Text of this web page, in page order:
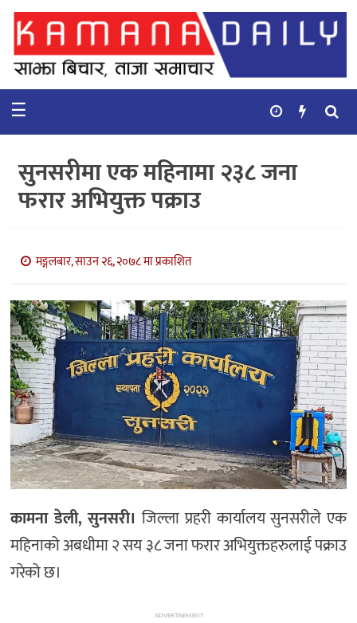
गृहपृष्ठ
समाचार
कुटनिती
कुराकानी
बाणिज्य
भिडियो
सिफारिस
☰
सुनसरीमा एक महिनामा २३८ जना
फरार अभियुक्त पक्राउ
मङ्गलबार, साउन २६, २०७८ मा प्रकाशित
कामना डेली, सुनसरी। जिल्ला प्रहरी कार्यालय सुनसरीले एक
महिनाको अबधीमा २ सय ३८ जना फरार अभियुक्तहरुलाई पक्राउ
गरेको छ।
ADVERTISEMENT